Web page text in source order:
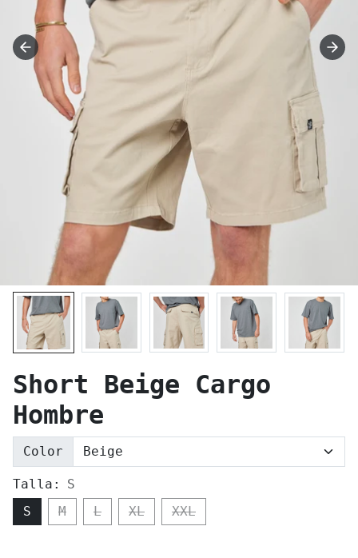
Short Beige Cargo
Hombre
Color
Talla:
S
S
M L XL XXL